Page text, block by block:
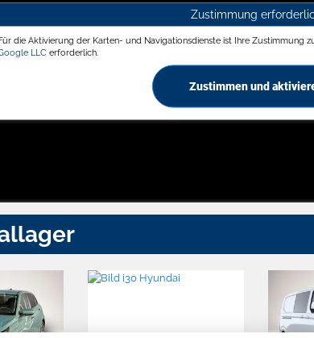
Zustimmung
die Aktivierung der Karten- und Navigationsdienste ist Ihre Zustimmung
LLC erforderlich.
Zustimmen und